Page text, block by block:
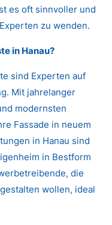
es oft sinnvoller und
zu wenden.
in Hanau?
sind Experten auf
Mit jahrelanger
modernsten
Fassade in neuem
in Hanau sind
in Bestform
die
wollen, ideal